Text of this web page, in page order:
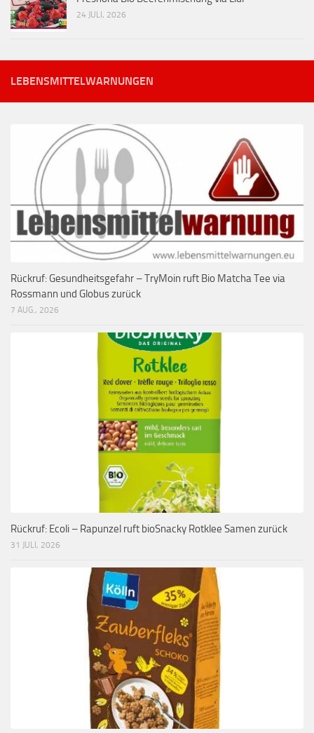
24 JULI, 2026
LEBENSMITTELWARNUNGEN
Rückruf: Gesundheitsgefahr – TryMoin ruft Bio Matcha Tee via
Rossmann und Globus zurück
7 AUG., 2026
Rückruf: Ecoli – Rapunzel ruft bioSnacky Rotklee Samen zurück
31 JULI, 2026